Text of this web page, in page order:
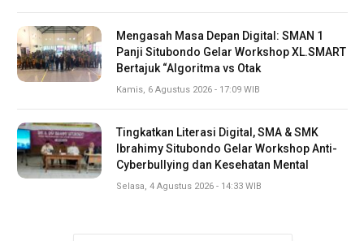
Mengasah Masa Depan Digital: SMAN 1
Panji Situbondo Gelar Workshop XL.SMART
Bertajuk “Algoritma vs Otak
Kamis, 6 Agustus 2026 - 17:09 WIB
Tingkatkan Literasi Digital, SMA & SMK
Ibrahimy Situbondo Gelar Workshop Anti-
Cyberbullying dan Kesehatan Mental
Selasa, 4 Agustus 2026 - 14:33 WIB